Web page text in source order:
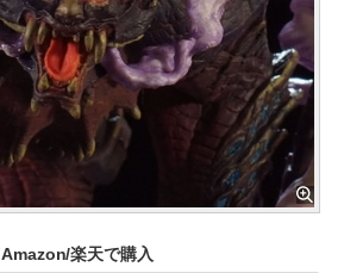
Amazon/楽天で購入